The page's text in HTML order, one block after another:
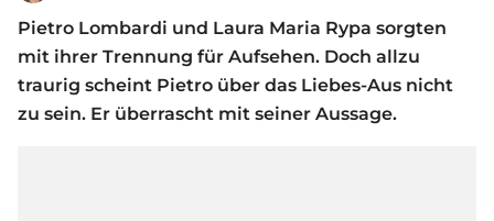
Pietro Lombardi und Laura Maria Rypa sorgten
mit ihrer Trennung für Aufsehen. Doch allzu
traurig scheint Pietro über das Liebes-Aus nicht
zu sein. Er überrascht mit seiner Aussage.